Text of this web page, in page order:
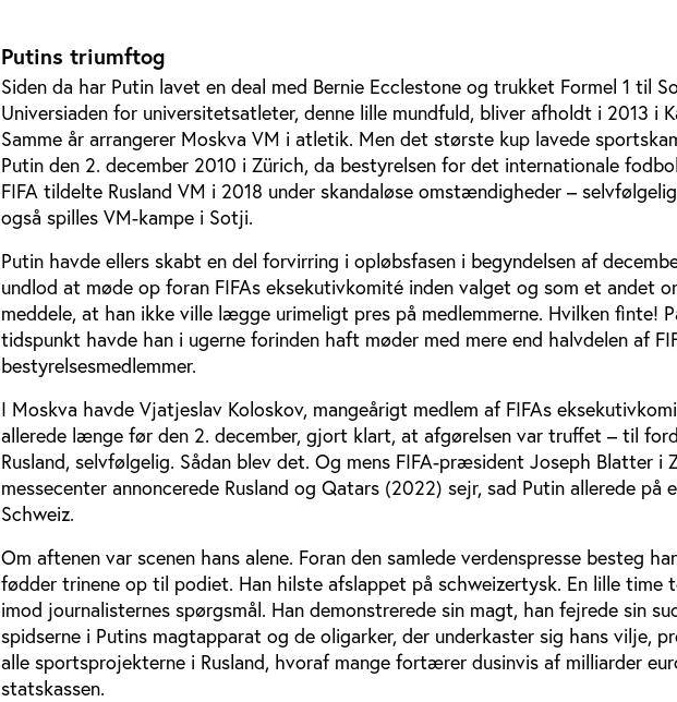
Putins triumftog
Siden da har Putin lavet en deal med Bernie Ecclestone og trukket Formel 1 til
Universiaden for universitetsatleter, denne lille mundfuld, bliver afholdt i 2013 i
Samme år arrangerer Moskva VM i atletik. Men det største kup lavede
Putin den 2. december 2010 i Zürich, da bestyrelsen for det internationale
FIFA tildelte Rusland VM i 2018 under skandaløse omstændigheder –
også spilles VM-kampe i Sotji.
Putin havde ellers skabt en del forvirring i opløbsfasen i begyndelsen af
undlod at møde op foran FIFAs eksekutivkomité inden valget og som et andet
meddele, at han ikke ville lægge urimeligt pres på medlemmerne. Hvilken finte!
tidspunkt havde han i ugerne forinden haft møder med mere end halvdelen af
bestyrelsesmedlemmer.
I Moskva havde Vjatjeslav Koloskov, mangeårigt medlem af FIFAs
allerede længe før den 2. december, gjort klart, at afgørelsen var truffet – til
Rusland, selvfølgelig. Sådan blev det. Og mens FIFA-præsident Joseph Blatter i
messecenter annoncerede Rusland og Qatars (2022) sejr, sad Putin allerede på
Schweiz.
Om aftenen var scenen hans alene. Foran den samlede verdenspresse besteg
fødder trinene op til podiet. Han hilste afslappet på schweizertysk. En lille time
imod journalisternes spørgsmål. Han demonstrerede sin magt, han fejrede sin
spidserne i Putins magtapparat og de oligarker, der underkaster sig hans vilje,
alle sportsprojekterne i Rusland, hvoraf mange fortærer dusinvis af milliarder
statskassen.